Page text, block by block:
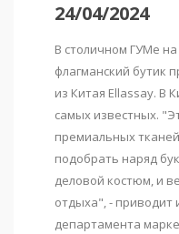
24/04/2024
В столичном ГУМе
флагманский бутик
из Китая Ellassay. В
самых известных.
премиальных
подобрать наряд
деловой костюм, и
отдыха", - приводит
департамента